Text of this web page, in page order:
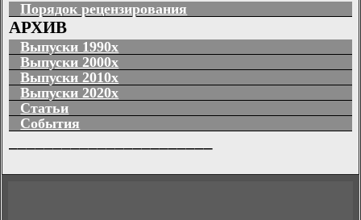
Порядок рецензирования
АРХИВ
Выпуски 1990х
Выпуски 2000х
Выпуски 2010х
Выпуски 2020х
Статьи
События